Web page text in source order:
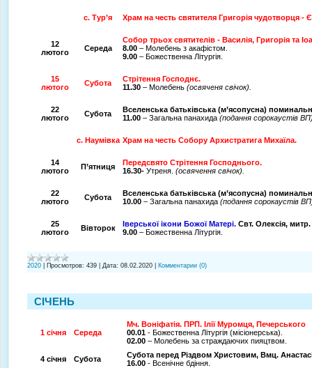
с. Тур’я Храм на честь святителя Григорія чудотворця -
12
лютого
Середа
Собор трьох святителів - Василія, Григорія та
8.00 – Молебень з акафістом.
9.00 – Божественна Літургія.
15
лютого
Субота
Стрітення Господнє.
11.30 – Молебень (освяченя свічок).
22
лютого
Субота
Вселенська батьківська (м’ясопусна)
11.00 – Загальна панахида (подання сорокаустів
с. Наумівка Храм на честь Собору Архистратига Михаїла.
14
лютого
П’ятниця
Передсвято Стрітення Господнього.
16.30- Утреня. (освячення свічок).
22
лютого
Субота
Вселенська батьківська (м’ясопусна)
10.00 – Загальна панахида (подання сорокаустів
25
лютого
Вівторок Іверської ікони Божої Матері. Свт. Олексія,
9.00 – Божественна Літургія.
2020 Просмотров: 439 Дата: 08.02.2020 Комментарии (0)
СІЧЕНЬ
1 січня Середа
Мч. Воніфатія. ПРП. Ілії Муромця, Печерського
00.01 - Божественна Літургія (місіонерська).
02.00 – Молебень за страждаючих пияцтвом.
4 січня Субота
Субота перед Різдвом Христовим, Вмц.
16.00 - Всенічне бдіння.